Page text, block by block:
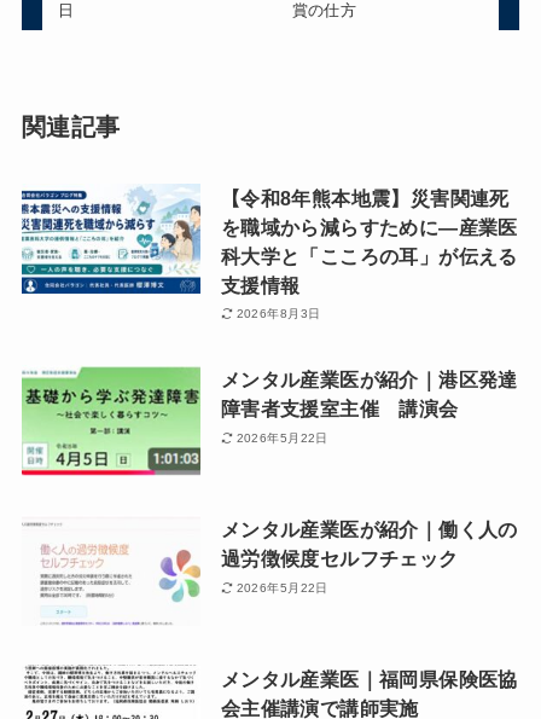
日
賞の仕方
関連記事
【令和8年熊本地震】災害関連死
を職域から減らすために―産業医
科大学と「こころの耳」が伝える
支援情報
2026年8月3日
メンタル産業医が紹介｜港区発達
障害者支援室主催 講演会
2026年5月22日
メンタル産業医が紹介｜働く人の
過労徴候度セルフチェック
2026年5月22日
メンタル産業医｜福岡県保険医協
会主催講演で講師実施